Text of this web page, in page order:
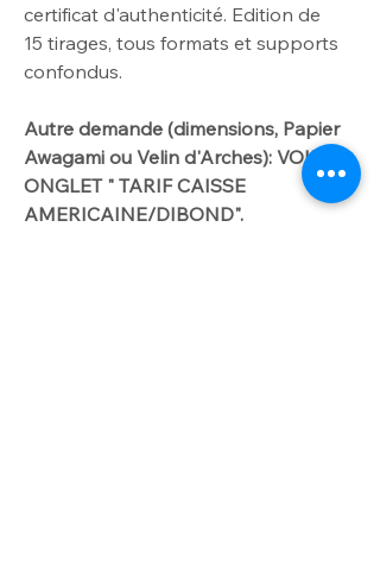
certificat d'authenticité. Edition de
15 tirages, tous formats et supports
confondus.
Autre demande (dimensions, Papier
Awagami ou Velin d'Arches): VOIR
ONGLET " TARIF CAISSE
AMERICAINE/DIBOND".